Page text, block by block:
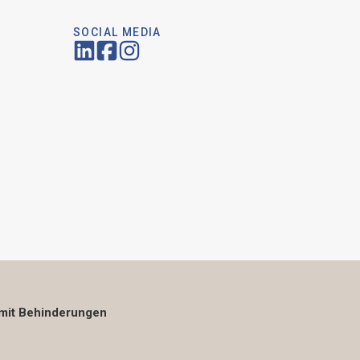
SOCIAL MEDIA
Behinderungen